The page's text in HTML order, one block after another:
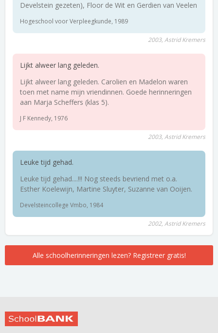
Develstein gezeten), Floor de Wit en Gerdien van Veelen
Hogeschool voor Verpleegkunde, 1989
2003, Astrid Kremers
Lijkt alweer lang geleden.
Lijkt alweer lang geleden. Carolien en Madelon waren
toen met name mijn vriendinnen. Goede herinneringen
aan Marja Scheffers (klas 5).
J F Kennedy, 1976
2003, Astrid Kremers
Leuke tijd gehad.
Leuke tijd gehad....!!! Nog steeds bevriend met o.a.
Esther Koelewijn, Martine Sluyter, Suzanne van Ooijen.
Develsteincollege Vmbo, 1984
2002, Astrid Kremers
Alle schoolherinneringen lezen? Registreer gratis!